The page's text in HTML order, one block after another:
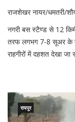
राजशेखर नायर/धमतरी/
नगरी बस स्टैण्ड से 12
तरफ लगभग 7-8 सूअर के
राहगीरों में दहशत देखा जा
रायपुर